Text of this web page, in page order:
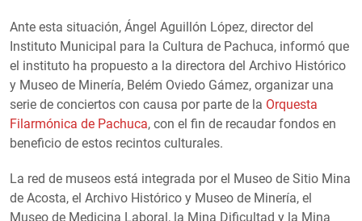
Ante esta situación, Ángel Aguillón López, director del
Instituto Municipal para la Cultura de Pachuca, informó que
el instituto ha propuesto a la directora del Archivo Histórico
y Museo de Minería, Belém Oviedo Gámez, organizar una
serie de conciertos con causa por parte de la Orquesta
Filarmónica de Pachuca, con el fin de recaudar fondos en
beneficio de estos recintos culturales.
La red de museos está integrada por el Museo de Sitio Mina
de Acosta, el Archivo Histórico y Museo de Minería, el
Museo de Medicina Laboral, la Mina Dificultad y la Mina